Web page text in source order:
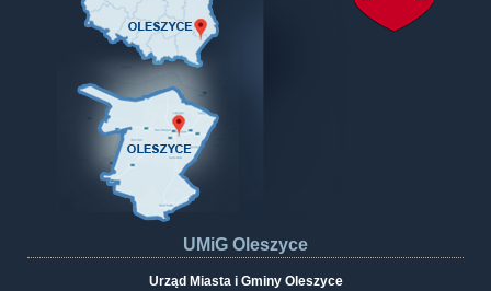
UMiG Oleszyce
Urząd Miasta i Gminy Oleszyce